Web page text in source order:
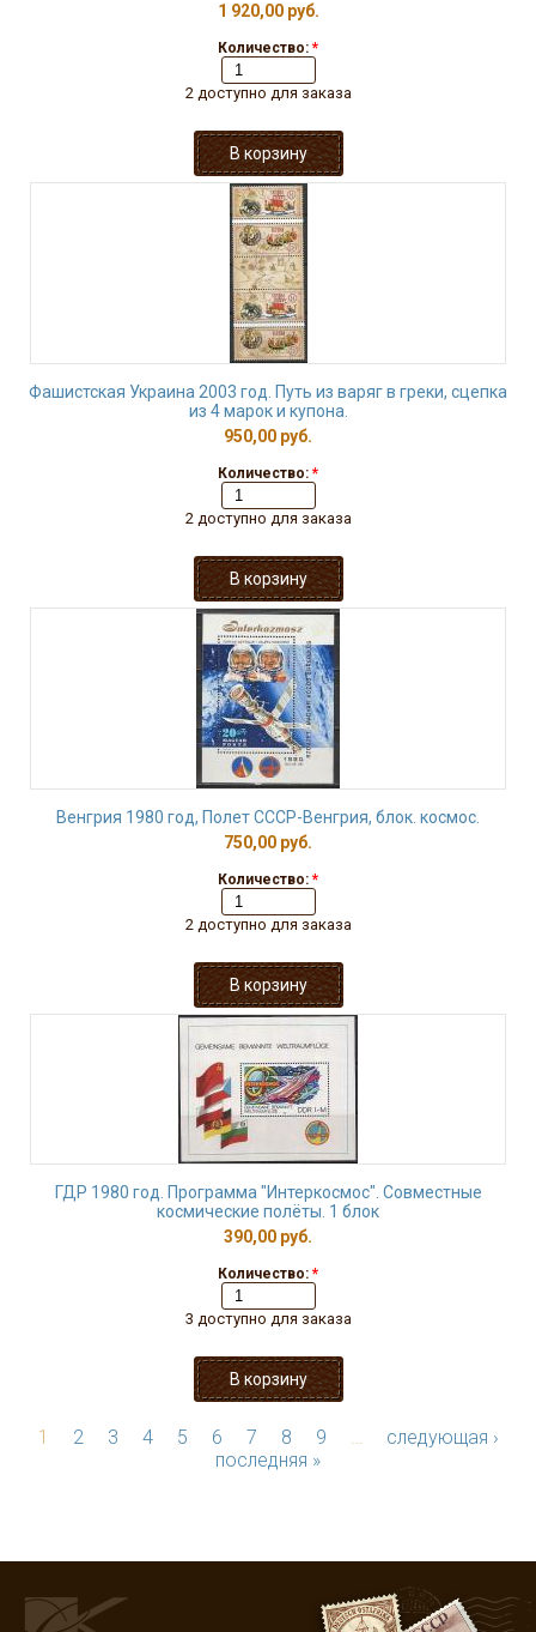
1 920,00 руб.
Количество: *
2 доступно для заказа
Фашистская Украина 2003 год. Путь из варяг в греки, сцепка
из 4 марок и купона.
950,00 руб.
Количество: *
2 доступно для заказа
Венгрия 1980 год, Полет СССР-Венгрия, блок. космос.
750,00 руб.
Количество: *
2 доступно для заказа
ГДР 1980 год. Программа "Интеркосмос". Совместные
космические полёты. 1 блок
390,00 руб.
Количество: *
3 доступно для заказа
1 2 3 4 5 6 7 8 9 …
следующая ›
последняя »